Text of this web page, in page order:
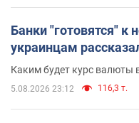
Банки "готовятся" к
украинцам
Каким будет курс валюты
5.08.2026 23:12 116,3 т.